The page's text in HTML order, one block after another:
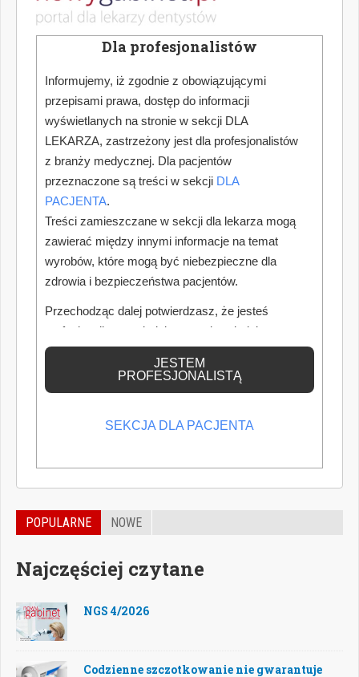
POPULARNE NOWE
Najczęściej czytane
NGS 4/2026
Codzienne szczotkowanie nie gwarantuje
Dla profesjonalistów
Informujemy, iż zgodnie z obowiązującymi
przepisami prawa, dostęp do informacji
wyświetlanych na stronie w sekcji DLA
LEKARZA, zastrzeżony jest dla profesjonalistów
z branży medycznej. Dla pacjentów
przeznaczone są treści w sekcji DLA
PACJENTA.
Treści zamieszczane w sekcji dla lekarza mogą
zawierać między innymi informacje na temat
wyrobów, które mogą być niebezpieczne dla
zdrowia i bezpieczeństwa pacjentów.
Przechodząc dalej potwierdzasz, że jesteś
profesjonalistą posiadającym odpowiednią
wiedzę medyczną.
JESTEM
PROFESJONALISTĄ
SEKCJA DLA PACJENTA